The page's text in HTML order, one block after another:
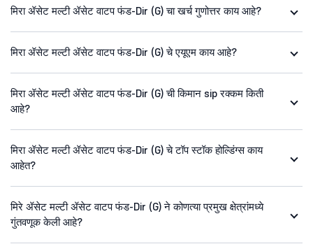
मिरा ॲसेट मल्टी ॲसेट वाटप फंड-Dir (G) चा खर्च गुणोत्तर काय आहे?
मिरा ॲसेट मल्टी ॲसेट वाटप फंड-Dir (G) चे एयूएम काय आहे?
मिरा ॲसेट मल्टी ॲसेट वाटप फंड-Dir (G) ची किमान sip रक्कम किती
आहे?
मिरा ॲसेट मल्टी ॲसेट वाटप फंड-Dir (G) चे टॉप स्टॉक होल्डिंग्स काय
आहेत?
मिरे ॲसेट मल्टी ॲसेट वाटप फंड-Dir (G) ने कोणत्या प्रमुख क्षेत्रांमध्ये
गुंतवणूक केली आहे?